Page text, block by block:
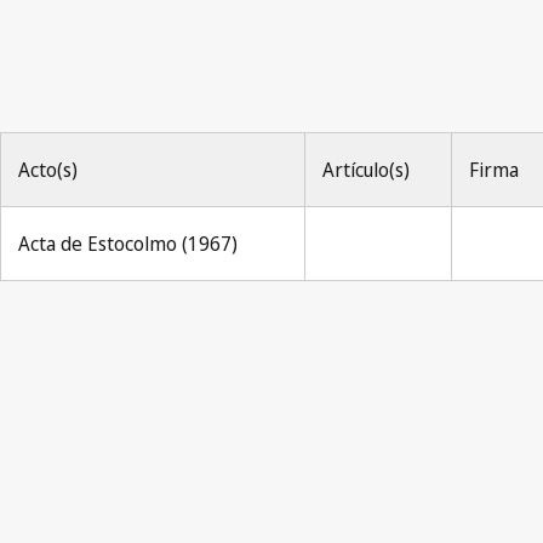
Acto(s) Artículo(s) Firma
Acta de Estocolmo (1967)